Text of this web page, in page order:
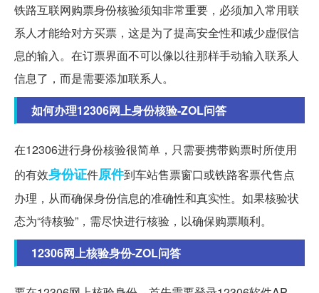
铁路互联网购票身份核验须知非常重要，必须加入常用联
系人才能给对方买票，这是为了提高安全性和减少虚假信
息的输入。在订票界面不可以像以往那样手动输入联系人
信息了，而是需要添加联系人。
如何办理12306网上身份核验-ZOL问答
在12306进行身份核验很简单，只需要携带购票时所使用
的有效身份证件原件到车站售票窗口或铁路客票代售点
办理，从而确保身份信息的准确性和真实性。如果核验状
态为“待核验”，需尽快进行核验，以确保购票顺利。
12306网上核验身份-ZOL问答